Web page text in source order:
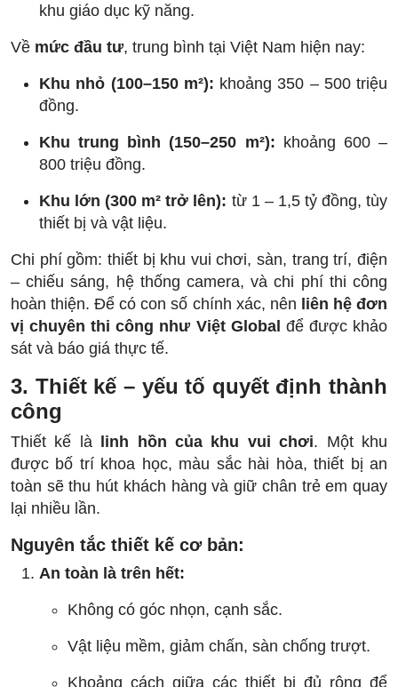
khu giáo dục kỹ năng.
Về mức đầu tư, trung bình tại Việt Nam hiện nay:
Khu nhỏ (100–150 m²): khoảng 350 – 500 triệu
đồng.
Khu trung bình (150–250 m²): khoảng 600 –
800 triệu đồng.
Khu lớn (300 m² trở lên): từ 1 – 1,5 tỷ đồng, tùy
thiết bị và vật liệu.
Chi phí gồm: thiết bị khu vui chơi, sàn, trang trí, điện
– chiếu sáng, hệ thống camera, và chi phí thi công
hoàn thiện. Để có con số chính xác, nên liên hệ đơn
vị chuyên thi công như Việt Global để được khảo
sát và báo giá thực tế.
3. Thiết kế – yếu tố quyết định thành
công
Thiết kế là linh hồn của khu vui chơi. Một khu
được bố trí khoa học, màu sắc hài hòa, thiết bị an
toàn sẽ thu hút khách hàng và giữ chân trẻ em quay
lại nhiều lần.
Nguyên tắc thiết kế cơ bản:
An toàn là trên hết:
Không có góc nhọn, cạnh sắc.
Vật liệu mềm, giảm chấn, sàn chống trượt.
Khoảng cách giữa các thiết bị đủ rộng để